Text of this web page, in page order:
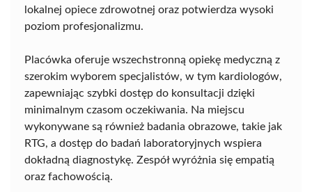
lokalnej opiece zdrowotnej oraz potwierdza wysoki
poziom profesjonalizmu.
Placówka oferuje wszechstronną opiekę medyczną z
szerokim wyborem specjalistów, w tym kardiologów,
zapewniając szybki dostęp do konsultacji dzięki
minimalnym czasom oczekiwania. Na miejscu
wykonywane są również badania obrazowe, takie jak
RTG, a dostęp do badań laboratoryjnych wspiera
dokładną diagnostykę. Zespół wyróżnia się empatią
oraz fachowością.